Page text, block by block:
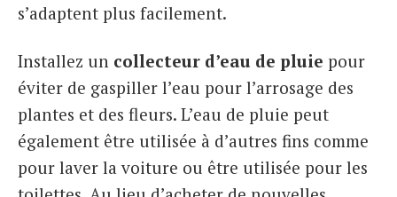
s’adaptent plus facilement.
Installez un collecteur d’eau de pluie pour
éviter de gaspiller l’eau pour l’arrosage des
plantes et des fleurs. L’eau de pluie peut
également être utilisée à d’autres fins comme
pour laver la voiture ou être utilisée pour les